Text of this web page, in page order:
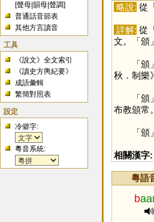
[聲母 |韻母 |聲調]
普通話音節表
其他方言讀音
工具
《說文》全文索引
《讀史方輿紀要》
成語彙輯
繁簡對照表
設定
冷僻字:
粵音系統:
略說: 從
詳解: 從
文。「頒
「頒
秋．制樂
「頒
布教頒常
「頒
相關漢字:
粵語
b